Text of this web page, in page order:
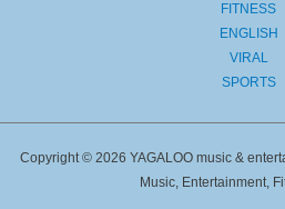
FITNESS
ENGLISH
VIRAL
SPORTS
Copyright © 2026 YAGALOO music &
Music, Entertainment,